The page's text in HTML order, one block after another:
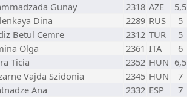
Gunay 2318 AZE
5,5
Dina 2289 RUS
5
Betul Cemre 2312 TUR
5
Olga 2361 ITA
6
Ticia 2352 HUN 6,5
Vajda Szidonia 2345 HUN
7
Ana 2332 ESP
7